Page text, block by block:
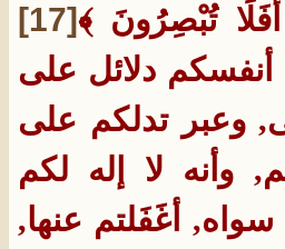
تُبْصِرُونَ ﴾[17]
دلائل على
وعبر تدلكم على
وأنه لا إله لكم
سواه, أغَفَلتم عنها,